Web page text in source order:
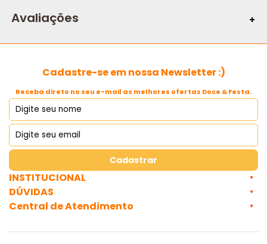
Avaliações
INSTITUCIONAL
DÚVIDAS
Central de Atendimento
Cadastre-se em nossa Newsletter :)
Receba direto no seu e-mail as melhores ofertas Doce & Festa.
Cadastrar